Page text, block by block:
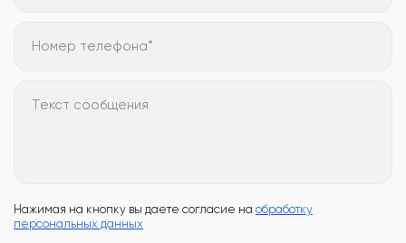
Номер телефона*
Текст сообщения
Нажимая на кнопку вы даете согласие на обработку
персональных данных